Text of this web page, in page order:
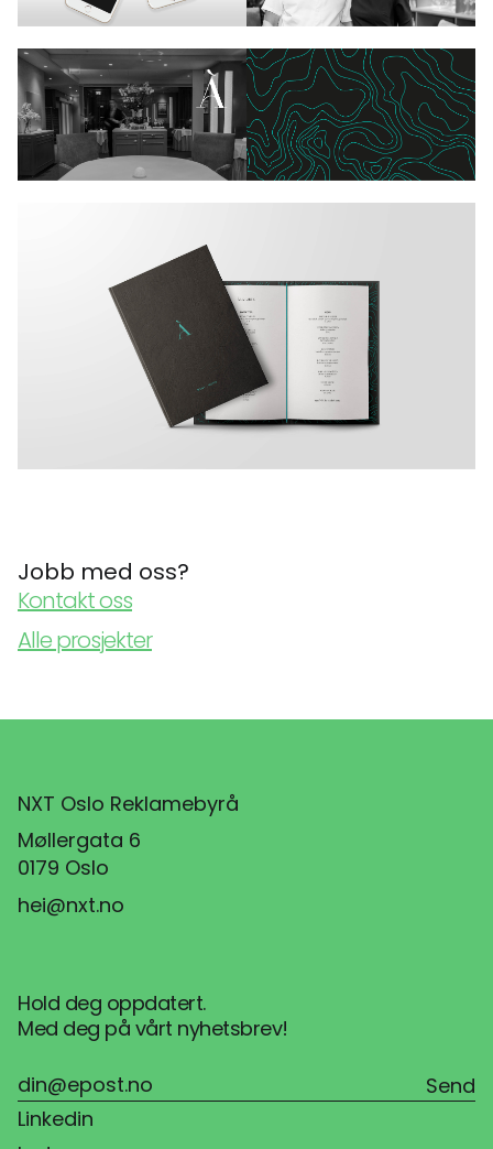
Jobb med oss?
Kontakt oss
Alle prosjekter
NXT Oslo Reklamebyrå
Møllergata 6
0179 Oslo
hei@nxt.no
Hold deg oppdatert.
Med deg på vårt nyhetsbrev!
Linkedin